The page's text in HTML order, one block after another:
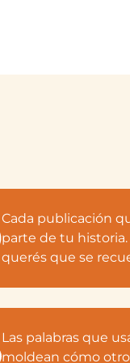
Cada publicación
parte de tu historia.
querés que se
Las palabras que
moldean cómo